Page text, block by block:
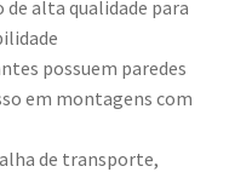
de alta qualidade para
possuem paredes
em montagens com
de transporte,